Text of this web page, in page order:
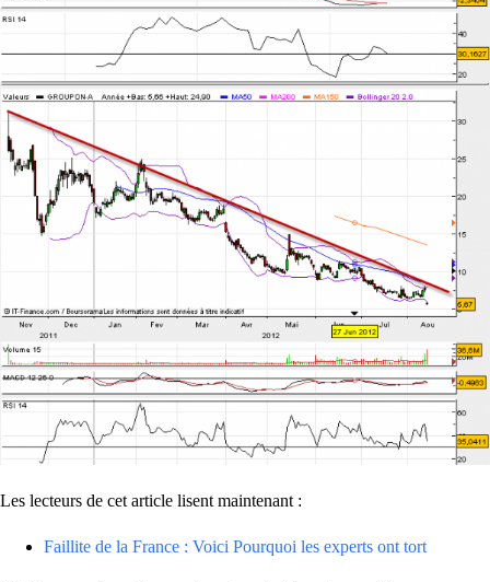
Les lecteurs de cet article lisent maintenant :
Faillite de la France : Voici Pourquoi les experts ont tort